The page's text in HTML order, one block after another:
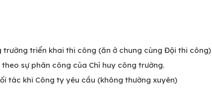
triển khai thi công (ăn ở chung cùng Đội thi công)
sự phân công của Chỉ huy công trường.
tác khi Công ty yêu cầu (không thường xuyên)